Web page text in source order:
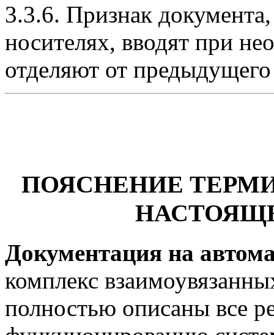
3.3.6. Признак
носителях, вводят при
отделяют от
ПОЯСНЕНИЕ
Документация на
комплекс
полностью описаны все